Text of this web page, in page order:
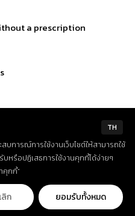
a prescription
doctor prescription
TH
บการณ์การใช้งานเว็บไซต์ให้สามารถใช้
หรือปฏิเสธการใช้งานคุกกี้ได้ง่ายๆ
คุกกี้”
ลิก ยอมรับทั้งหมด